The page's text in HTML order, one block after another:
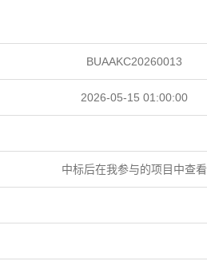
BUAAKC20260013
2026-05-15 01:00:00
中标后在我参与的项目中查看